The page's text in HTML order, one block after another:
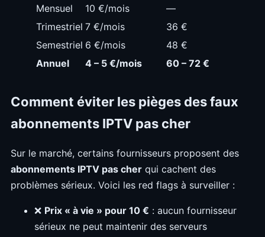
Mensuel
10 €/mois
—
Trimestriel 7 €/mois
36 €
Semestriel 6 €/mois
48 €
Annuel
4 – 5 €/mois 60 – 72 €
Comment éviter les pièges des faux
abonnements IPTV pas cher
Sur le marché, certains fournisseurs proposent des
abonnements IPTV pas cher qui cachent des
problèmes sérieux. Voici les red flags à surveiller :
❌ Prix « à vie » pour 10 € : aucun fournisseur
sérieux ne peut maintenir des serveurs